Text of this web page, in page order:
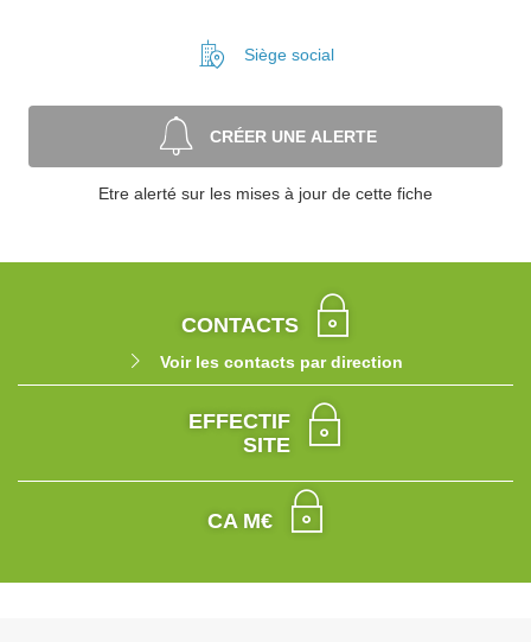
Siège social
CRÉER UNE ALERTE
Etre alerté sur les mises à jour de cette fiche
CONTACTS
Voir les contacts par direction
EFFECTIF
SITE
CA M€